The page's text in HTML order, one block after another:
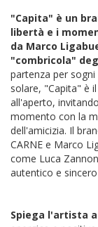
"Capita" è un
libertà e i
da Marco
"combricola"
partenza per
solare, "Capita" è
all'aperto,
momento con la
dell'amicizia. Il
CARNE e Marco
come Luca
autentico e
Spiega l'artista